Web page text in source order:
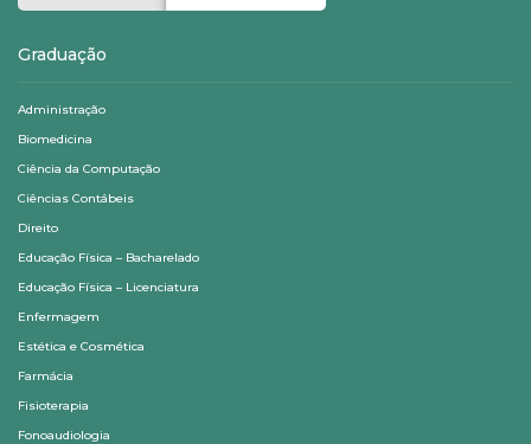
Graduação
Administração
Biomedicina
Ciência da Computação
Ciências Contábeis
Direito
Educação Física – Bacharelado
Educação Física – Licenciatura
Enfermagem
Estética e Cosmética
Farmácia
Fisioterapia
Fonoaudiologia